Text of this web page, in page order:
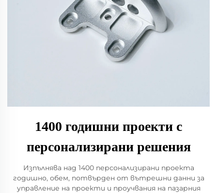
1400 годишни проекти с
персонализирани решения
Изпълнява над 1400 персонализирани проекта
годишно, обем, потвърден от вътрешни данни за
управление на проекти и проучвания на пазарния